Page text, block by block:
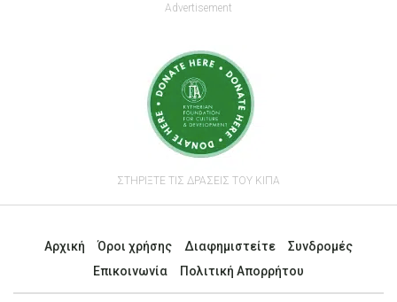
Advertisement
ΣΤΗΡΙΞΤΕ ΤΙΣ ΔΡΑΣΕΙΣ ΤΟΥ ΚΙΠΑ
Αρχική Όροι χρήσης Διαφημιστείτε
Συνδρομές
Επικοινωνία
Πολιτική Απορρήτου